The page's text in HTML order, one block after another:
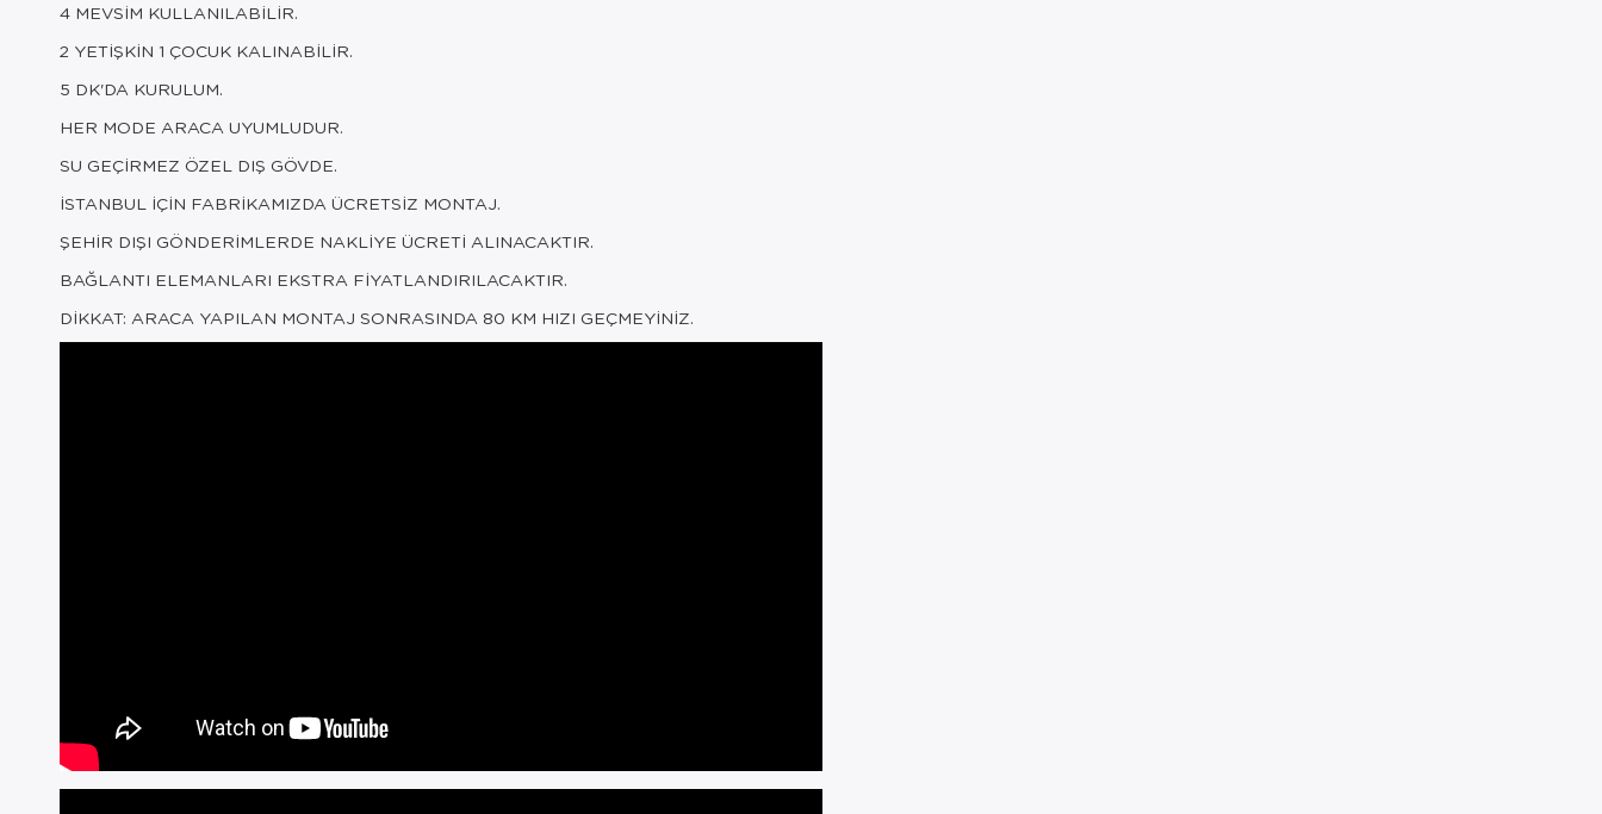
4 MEVSİM KULLANILABİLİR.
2 YETİŞKİN 1 ÇOCUK KALINABİLİR.
5 DK'DA KURULUM.
HER MODE ARACA UYUMLUDUR.
SU GEÇİRMEZ ÖZEL DIŞ GÖVDE.
İSTANBUL İÇİN FABRİKAMIZDA ÜCRETSİZ MONTAJ.
ŞEHİR DIŞI GÖNDERİMLERDE NAKLİYE ÜCRETİ ALINACAKTIR.
BAĞLANTI ELEMANLARI EKSTRA FİYATLANDIRILACAKTIR.
DİKKAT: ARACA YAPILAN MONTAJ SONRASINDA 80 KM HIZI GEÇMEYİNİZ.